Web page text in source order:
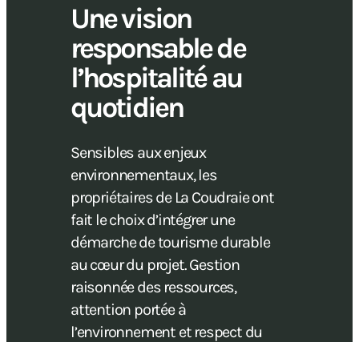
Une vision
responsable de
l’hospitalité au
quotidien
Sensibles aux enjeux
environnementaux, les
propriétaires de La Coudraie ont
fait le choix d’intégrer une
démarche de tourisme durable
au cœur du projet. Gestion
raisonnée des ressources,
attention portée à
l’environnement et respect du